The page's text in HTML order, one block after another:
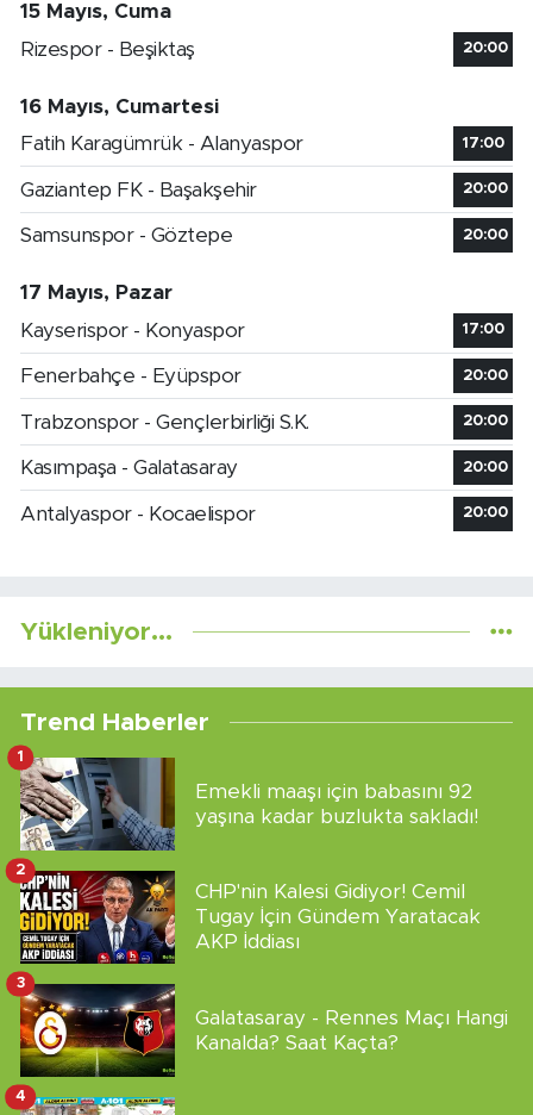
15 Mayıs, Cuma
Rizespor - Beşiktaş
20:00
16 Mayıs, Cumartesi
Fatih Karagümrük - Alanyaspor
17:00
Gaziantep FK - Başakşehir 20:00
Samsunspor - Göztepe 20:00
17 Mayıs, Pazar
Kayserispor - Konyaspor
17:00
Fenerbahçe - Eyüpspor 20:00
Trabzonspor - Gençlerbirliği S.K. 20:00
Kasımpaşa - Galatasaray 20:00
Antalyaspor - Kocaelispor 20:00
Yükleniyor...
Trend Haberler
Emekli maaşı için babasını 92
yaşına kadar buzlukta sakladı!
1
CHP'nin Kalesi Gidiyor! Cemil
Tugay İçin Gündem Yaratacak
AKP İddiası
2
Galatasaray - Rennes Maçı Hangi
Kanalda? Saat Kaçta?
3
4